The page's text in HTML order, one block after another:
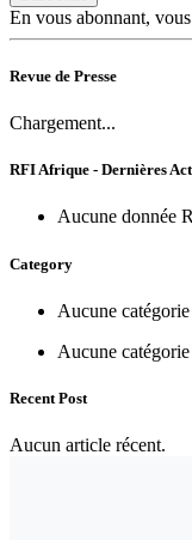
En vous abonnant,
Revue de Presse
Chargement...
RFI Afrique - Dernières
Aucune donnée
Category
Aucune catégorie
Aucune catégorie
Recent Post
Aucun article récent.